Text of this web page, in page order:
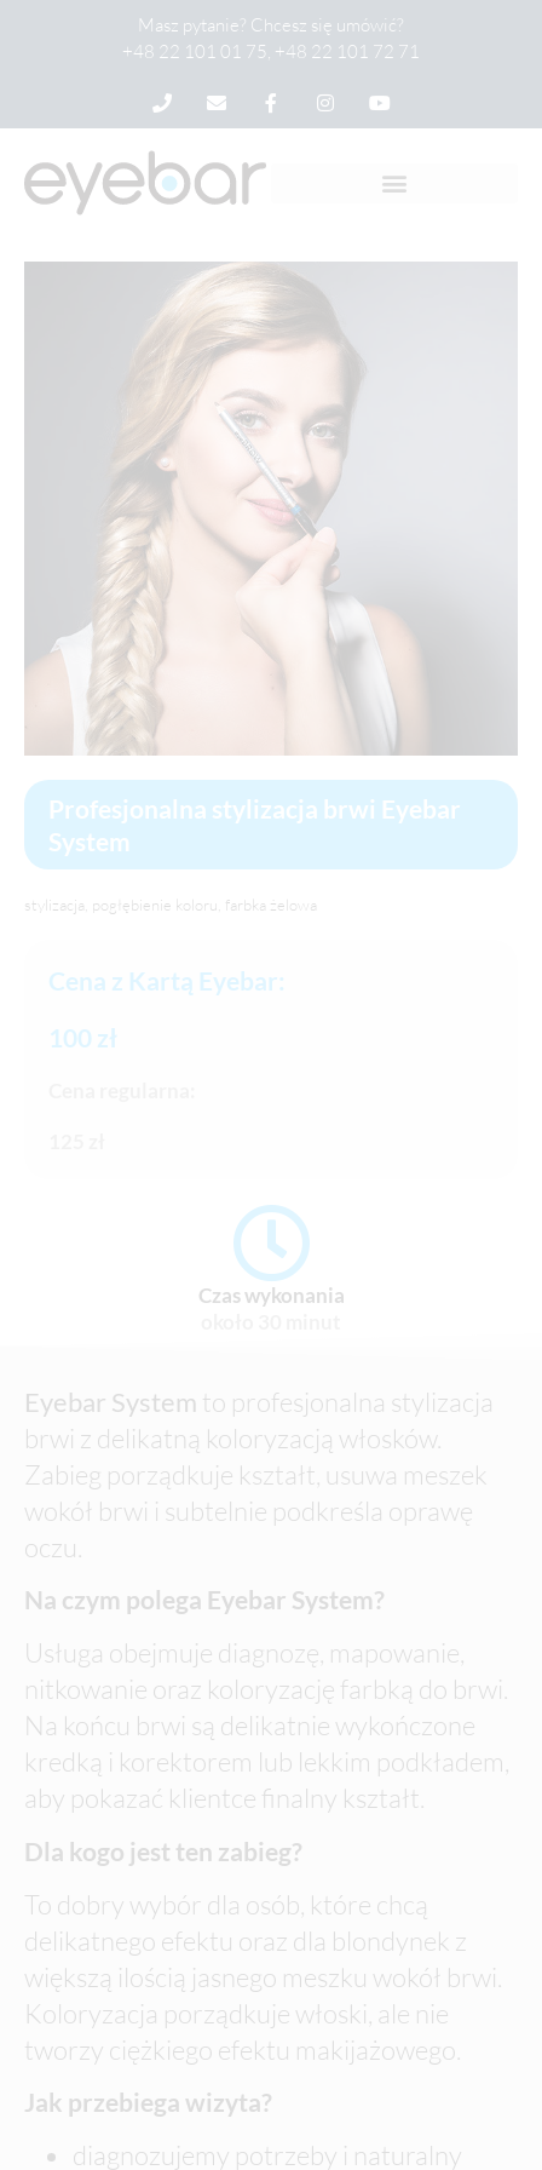
Masz pytanie? Chcesz się umówić?
+48 22 101 01 75, +48 22 101 72 71
Profesjonalna stylizacja brwi Eyebar
System
stylizacja, pogłębienie koloru, farbka żelowa
Cena z Kartą Eyebar:
100 zł
Czas wykonania
Eyebar System to profesjonalna stylizacja
brwi z delikatną koloryzacją włosków.
Zabieg porządkuje kształt, usuwa meszek
wokół brwi i subtelnie podkreśla oprawę
oczu.
Na czym polega Eyebar System?
Usługa obejmuje diagnozę, mapowanie,
nitkowanie oraz koloryzację farbką do brwi.
Na końcu brwi są delikatnie wykończone
kredką i korektorem lub lekkim podkładem,
aby pokazać klientce finalny kształt.
Dla kogo jest ten zabieg?
To dobry wybór dla osób, które chcą
delikatnego efektu oraz dla blondynek z
większą ilością jasnego meszku wokół brwi.
Koloryzacja porządkuje włoski, ale nie
tworzy ciężkiego efektu makijażowego.
Jak przebiega wizyta?
diagnozujemy potrzeby i naturalny